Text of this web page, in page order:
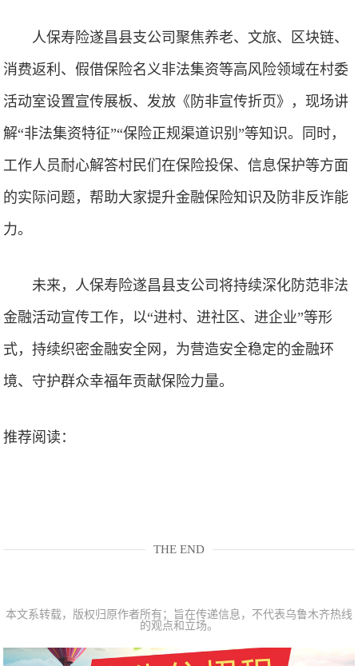
人保寿险遂昌县支公司聚焦‌养老、文旅、区块链、
消费返利、假借保险名义非法集资‌等高风险领域在村委
活动室设置宣传展板、发放《防非宣传折页》，现场讲
解“非法集资特征”“保险正规渠道识别”等知识。同时，
工作人员耐心解答村民们在保险投保、信息保护等方面
的实际问题，帮助大家提升金融保险知识及防非反诈能
力。
未来，人保寿险遂昌县支公司将持续深化防范非法
金融活动宣传工作，以“进村、进社区、进企业”等形
式，持续织密金融安全网，为营造安全稳定的金融环
境、守护群众幸福年贡献保险力量。
推荐阅读：
THE END
本文系转载，版权归原作者所有；旨在传递信息，不代表乌鲁木齐热线
的观点和立场。